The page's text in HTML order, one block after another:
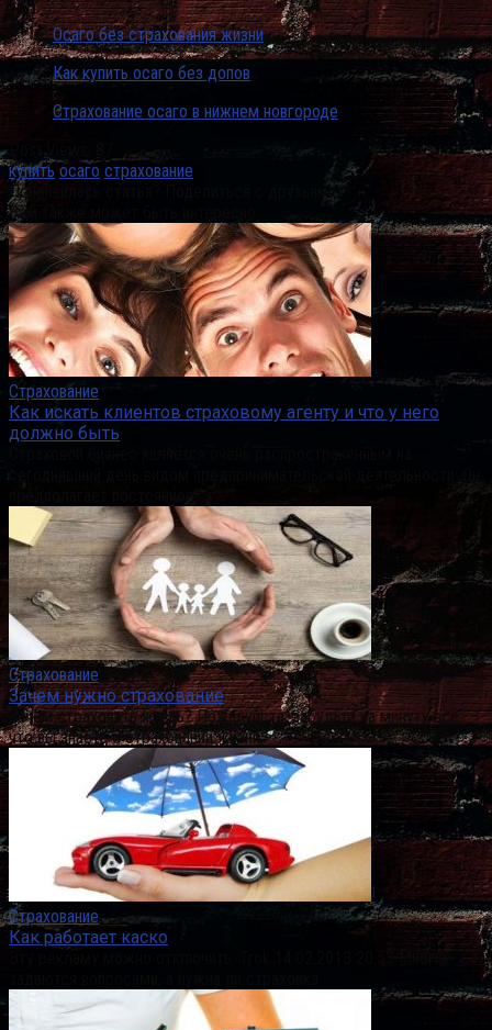
Осаго без страхования жизни
Как купить осаго без допов
Страхование осаго в нижнем новгороде
Post Views:
купить осаго страхование
Понравилась статья? Поделиться с друзьями:
Вам также может быть интересно
Страхование
Как искать клиентов страховому агенту и что у него
должно быть
предполагает постоянное
Страхование
Зачем нужно страхование
Зачем страховать жизнь? Пожалуйста, забудьте на минуту все,
что вы знаете о страховании жизни.
Страхование
Как работает каско